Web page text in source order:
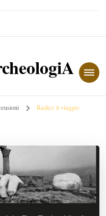
Radici: il viaggio